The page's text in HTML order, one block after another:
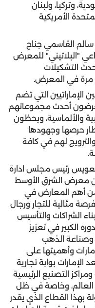
وتركيا، ولبنان
الأمريكية
سالم القاسمي جناح
"البلاتيني" للمعرض
التشكيلات
مرة في المعرض.
التي تضم
أحدث مجموعاتهم
والألماسية، ويحظون
حرصها وجهودها
لهم في كافة
رئيس مجلس ادارة
معرض الشرق الأوسط
أهم المعارض في
مثالية للتجار ورجال
الشراكات والتأسيس
الكبير في تعزيز
وصناعة الذهب
وأهميتها على
الإمارات بوابة تجارية
التصنيع الرئيسية
العالم، وخاصة في ظل
بهذا القطاع الذي يقدر